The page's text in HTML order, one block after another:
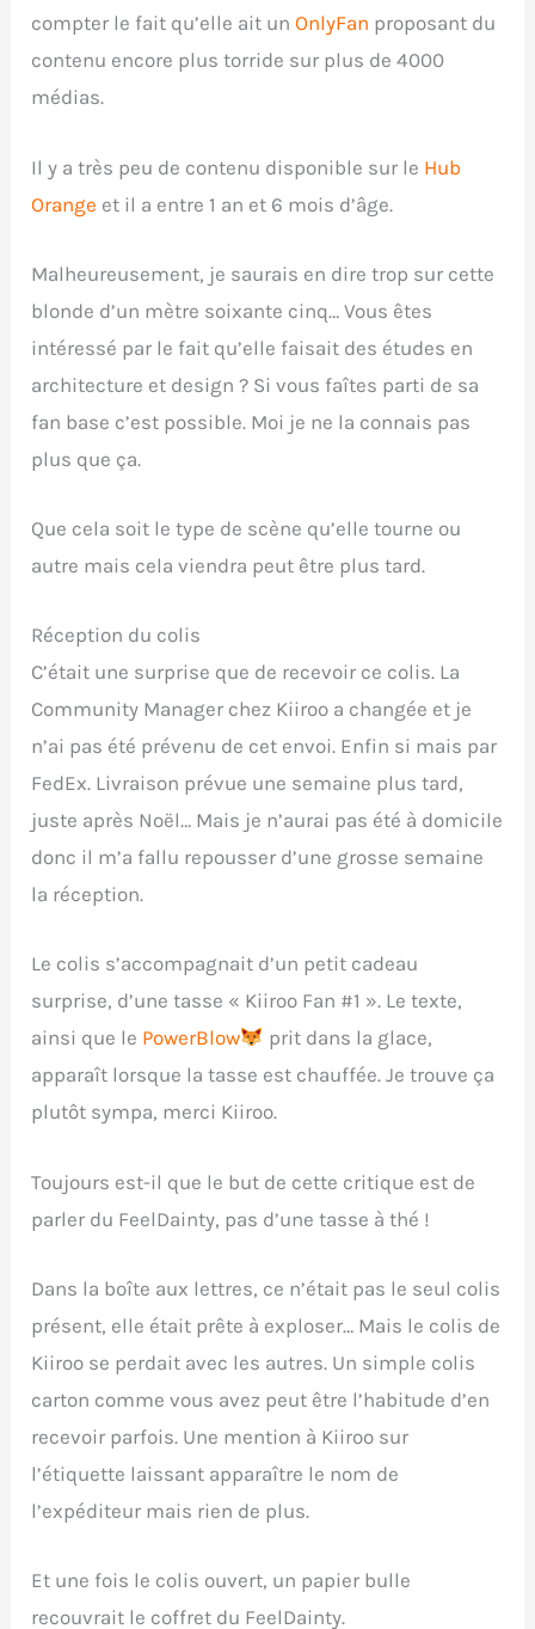
compter le fait qu’elle ait unOnlyFan proposant du
contenu encore plus torride sur plus de 4000
médias.
Il y a très peu de contenu disponible sur le Hub
Orange et il a entre 1 an et 6 mois d’âge.
Malheureusement, je saurais en dire trop sur cette
blonde d’un mètre soixante cinq… Vous êtes
intéressé par le fait qu’elle faisait des études en
architecture et design ? Si vous faîtes parti de sa
fan base c’est possible. Moi je ne la connais pas
plus que ça.
Que cela soit le type de scène qu’elle tourne ou
autre mais cela viendra peut être plus tard.
Réception du colis
C’était une surprise que de recevoir ce colis. La
Community Manager chez Kiiroo a changée et je
n’ai pas été prévenu de cet envoi. Enfin si mais par
FedEx. Livraison prévue une semaine plus tard,
juste après Noël… Mais je n’aurai pas été à domicile
donc il m’a fallu repousser d’une grosse semaine
la réception.
Le colis s’accompagnait d’un petit cadeau
surprise, d’une tasse « Kiiroo Fan #1 ». Le texte,
ainsi que le PowerBlow
prit dans la glace,
apparaît lorsque la tasse est chauffée. Je trouve ça
plutôt sympa, merci Kiiroo.
Toujours est-il que le but de cette critique est de
parler du FeelDainty, pas d’une tasse à thé !
Dans la boîte aux lettres, ce n’était pas le seul colis
présent, elle était prête à exploser… Mais le colis de
Kiiroo se perdait avec les autres. Un simple colis
carton comme vous avez peut être l’habitude d’en
recevoir parfois. Une mention à Kiiroo sur
l’étiquette laissant apparaître le nom de
l’expéditeur mais rien de plus.
Et une fois le colis ouvert, un papier bulle
recouvrait le coffret du FeelDainty.